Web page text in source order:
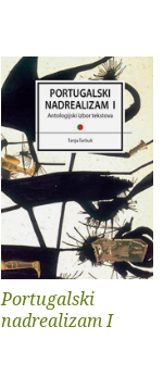
Portugalski
nadrealizam I